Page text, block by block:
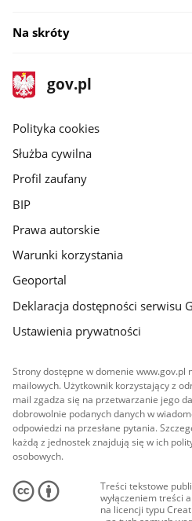
Na skróty
stopka
gov.pl
Strona
gov.pl
gov.pl
Polityka cookies
Służba cywilna
Profil zaufany
BIP
Prawa autorskie
Warunki korzystania
Geoportal
Deklaracja dostępności serwisu
Ustawienia prywatności
Strony dostępne w domenie www.gov.pl
mailowych. Użytkownik korzystający z
mail zgadza się na przetwarzanie jego
dobrowolnie podanych danych w
odpowiedzi na przesłane pytania.
każdą z jednostek znajdują się w ich
osobowych.
Treści tekstowe
wyłączeniem treści
na licencji typu